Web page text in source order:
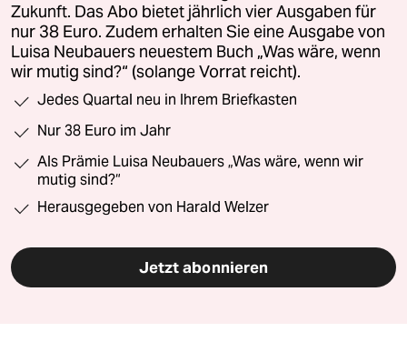
Zukunft. Das Abo bietet jährlich vier Ausgaben für
nur 38 Euro. Zudem erhalten Sie eine Ausgabe von
Luisa Neubauers neuestem Buch „Was wäre, wenn
wir mutig sind?“ (solange Vorrat reicht).
Jedes Quartal neu in Ihrem Briefkasten
Nur 38 Euro im Jahr
Als Prämie Luisa Neubauers „Was wäre, wenn wir
mutig sind?“
Herausgegeben von Harald Welzer
Jetzt abonnieren